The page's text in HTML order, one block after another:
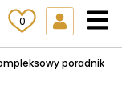
0
poradnik